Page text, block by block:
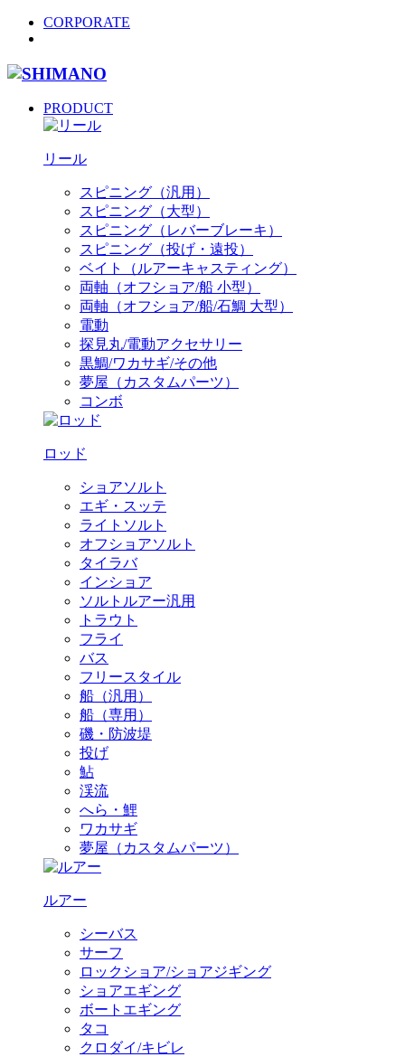
CORPORATE
PRODUCT
リール
スピニング（汎用）
スピニング（大型）
スピニング（レバーブレーキ）
スピニング（投げ・遠投）
ベイト（ルアーキャスティング）
両軸（オフショア/船 小型）
両軸（オフショア/船/石鯛 大型）
電動
探見丸/電動アクセサリー
黒鯛/ワカサギ/その他
夢屋（カスタムパーツ）
コンボ
ロッド
ショアソルト
エギ・スッテ
ライトソルト
オフショアソルト
タイラバ
インショア
ソルトルアー汎用
トラウト
フライ
バス
フリースタイル
船（汎用）
船（専用）
磯・防波堤
投げ
鮎
渓流
へら・鯉
ワカサギ
夢屋（カスタムパーツ）
ルアー
シーバス
サーフ
ロックショア/ショアジギング
ショアエギング
ボートエギング
タコ
クロダイ/キビレ